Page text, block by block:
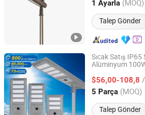
1 Ayarla (MOQ)
Talep Gönder
Sıcak Satış
Alüminyum
Lambası
$56,00-108,8
5 Parça (MOQ)
Talep Gönder
Zhongshan Zenlea Lighting
Guangdong, China Fiyat